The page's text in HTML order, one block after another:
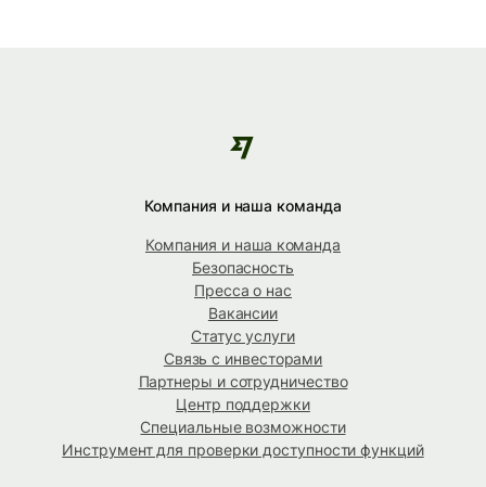
Компания и наша команда
Компания и наша команда
Безопасность
Пресса о нас
Вакансии
Статус услуги
Связь с инвесторами
Партнеры и сотрудничество
Центр поддержки
Специальные возможности
Инструмент для проверки доступности функций